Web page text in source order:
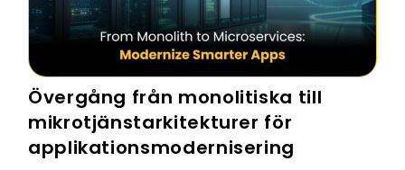
Övergång från monolitiska till
mikrotjänstarkitekturer för
applikationsmodernisering